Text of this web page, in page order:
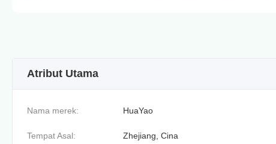
Atribut Utama
Nama merek: HuaYao
Tempat Asal: Zhejiang, Cina